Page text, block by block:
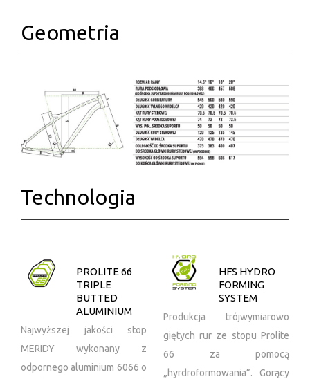
Geometria
Technologia
PROLITE 66
TRIPLE
BUTTED
ALUMINIUM
Najwyższej jakości stop
MERIDY wykonany z
odpornego aluminium 6066 o
HFS HYDRO
FORMING
SYSTEM
Produkcja trójwymiarowo
giętych rur ze stopu Prolite
66 za pomocą
„hyrdroformowania”. Gorący